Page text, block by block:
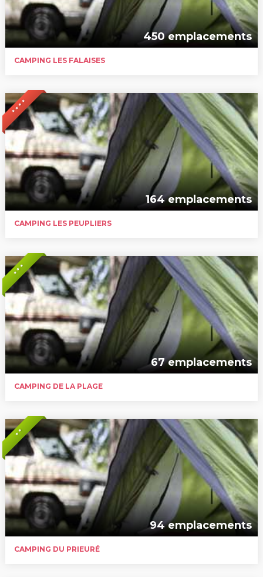
450 emplacements
CAMPING LES FALAISES
* * * *
164 emplacements
CAMPING LES PEUPLIERS
* * *
67 emplacements
CAMPING DE LA PLAGE
* *
94 emplacements
CAMPING DU PRIEURÉ